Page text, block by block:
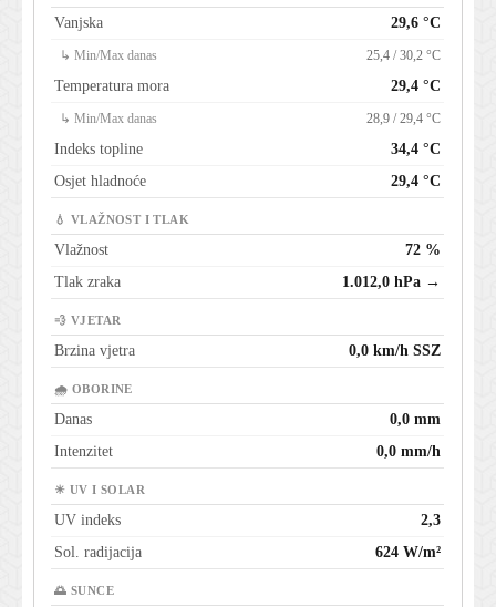
Vanjska 29,6 °C
↳ Min/Max danas 25,4 / 30,2 °C
Temperatura mora 29,4 °C
↳ Min/Max danas 28,9 / 29,4 °C
Indeks topline
34,4 °C
Osjet hladnoće
29,4 °C
💧 VLAŽNOST I TLAK
Vlažnost
72 %
Tlak zraka
1.012,0 hPa →
💨 VJETAR
Brzina vjetra 0,0 km/h SSZ
🌧 OBORINE
Danas
0,0 mm
Intenzitet
0,0 mm/h
☀ UV I SOLAR
UV indeks
2,3
Sol. radijacija
624 W/m²
🌅 SUNCE